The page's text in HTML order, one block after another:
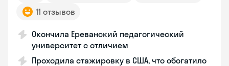
11 отзывов
Окончила Ереванский педагогический
университет с отличием
Проходила стажировку в США, что обогатило